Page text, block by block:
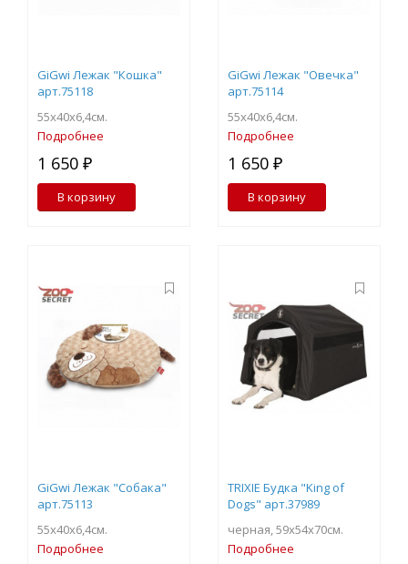
GiGwi Лежак "Кошка"
арт.75118
55х40х6,4см.
Подробнее
1 650 ₽
В корзину
GiGwi Лежак "Овечка"
арт.75114
55х40х6,4см.
Подробнее
1 650 ₽
В корзину
GiGwi Лежак "Собака"
арт.75113
55х40х6,4см.
Подробнее
TRIXIE Будка "King of
Dogs" арт.37989
черная, 59х54х70см.
Подробнее